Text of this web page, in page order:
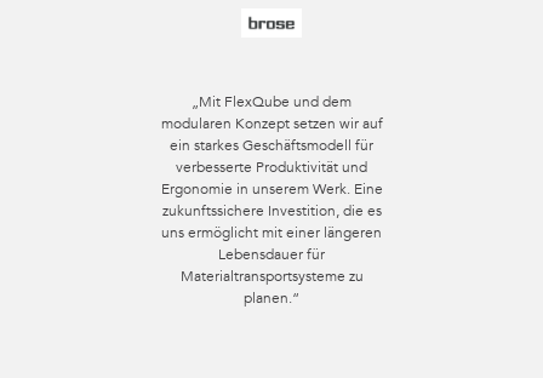
„Mit FlexQube und dem
modularen Konzept setzen wir auf
ein starkes Geschäftsmodell für
verbesserte Produktivität und
Ergonomie in unserem Werk. Eine
zukunftssichere Investition, die es
uns ermöglicht mit einer längeren
Lebensdauer für
Materialtransportsysteme zu
planen.“